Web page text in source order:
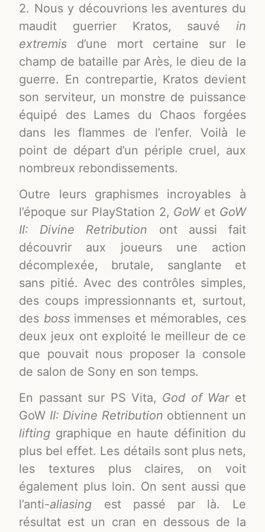
2. Nous y découvrions les aventures du
maudit guerrier Kratos, sauvé in
extremis d’une mort certaine sur le
champ de bataille par Arès, le dieu de la
guerre. En contrepartie, Kratos devient
son serviteur, un monstre de puissance
équipé des Lames du Chaos forgées
dans les flammes de l’enfer. Voilà le
point de départ d’un périple cruel, aux
nombreux rebondissements.
Outre leurs graphismes incroyables à
l’époque sur PlayStation 2, GoWet GoW
II: Divine Retribution ont aussi fait
découvrir aux joueurs une action
décomplexée, brutale, sanglante et
sans pitié. Avec des contrôles simples,
des coups impressionnants et, surtout,
des bossimmenses et mémorables, ces
deux jeux ont exploité le meilleur de ce
que pouvait nous proposer la console
de salon de Sony en son temps.
En passant sur PS Vita, God of Waret
GoW II: Divine Retribution obtiennent un
lifting graphique en haute définition du
plus bel effet. Les détails sont plus nets,
les textures plus claires, on voit
également plus loin. On sent aussi que
l’anti-aliasing est passé par là. Le
résultat est un cran en dessous de la